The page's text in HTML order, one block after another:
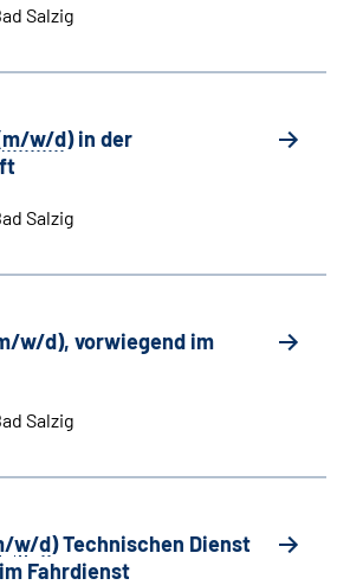
Salzig
m/w/d) in der
Salzig
w/d), vorwiegend im
Salzig
/w/d) Technischen Dienst
Fahrdienst